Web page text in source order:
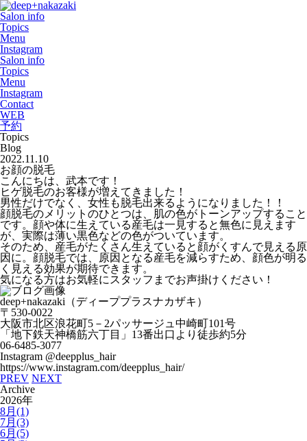
Salon info
Topics
Menu
Instagram
Salon info
Topics
Menu
Instagram
Contact
WEB
予約
Topics
Blog
2022.11.10
お顔の脱毛
こんにちは、武本です！
ヒゲ脱毛のお客様が増えてきました！
男性だけでなく、女性も脱毛出来るようになりました！！
顔脱毛のメリットのひとつは、肌の色がトーンアップすること
です。顔や体に生えている産毛は一見すると無色に見えます
が、実際は薄い黒色などの色がついています。
そのため、産毛がたくさん生えていると顔がくすんで見える原
因に。顔脱毛では、原因となる産毛を減らすため、顔色が明る
く見える効果が期待できます。
気になる方はお気軽にスタッフまでお声掛けください！
deep+nakazaki （ディーププラスナカザキ）
〒 530-0022
大阪市北区浪花町5 － 2パッサージュ中崎町101号
「地下鉄天神橋筋六丁目」 13番出口より徒歩約5分
06-6485-3077
Instagram @deepplus_hair
https://www.instagram.com/deepplus_hair/
PREV NEXT
Archive
2026年
8月(1)
7月(3)
6月(5)